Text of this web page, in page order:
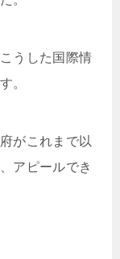
うした国際情
。
がこれまで以
アピールでき